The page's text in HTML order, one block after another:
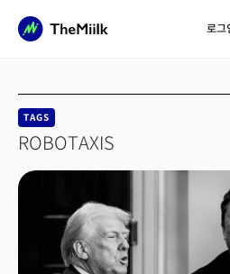
로그
TAGS
ROBOTAXIS